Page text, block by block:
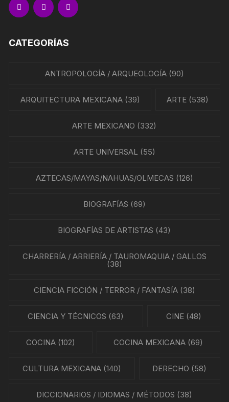
CATEGORÍAS
ANTROPOLOGÍA / ARQUEOLOGÍA(90)
ARQUITECTURA MEXICANA(39) ARTE (538)
ARTE MEXICANO (332)
ARTE UNIVERSAL (55)
AZTECAS/MAYAS/NAHUAS/OLMECAS (126)
BIOGRAFÍAS (69)
BIOGRAFÍAS DE ARTISTAS (43)
CHARRERÍA / ARRIERÍA / TAUROMAQUIA / GALLOS
(38)
CIENCIA FICCIÓN / TERROR / FANTASÍA(38)
CIENCIA Y TÉCNICOS (63) CINE(48)
COCINA(102) COCINA MEXICANA (69)
CULTURA MEXICANA(140) DERECHO (58)
DICCIONARIOS / IDIOMAS / MÉTODOS (38)